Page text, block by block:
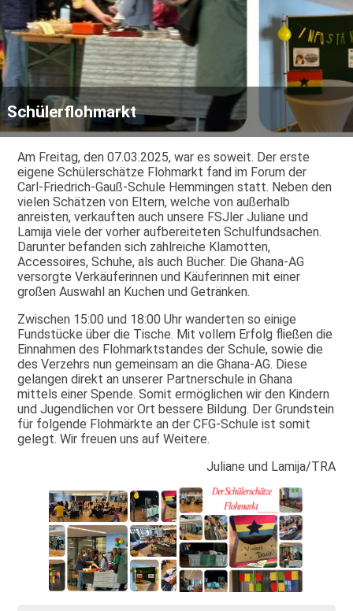
Schülerflohmarkt
Am Freitag, den 07.03.2025, war es soweit. Der erste
eigene Schülerschätze Flohmarkt fand im Forum der
Carl-Friedrich-Gauß-Schule Hemmingen statt. Neben den
vielen Schätzen von Eltern, welche von außerhalb
anreisten, verkauften auch unsere FSJler Juliane und
Lamija viele der vorher aufbereiteten Schulfundsachen.
Darunter befanden sich zahlreiche Klamotten,
Accessoires, Schuhe, als auch Bücher. Die Ghana-AG
versorgte Verkäuferinnen und Käuferinnen mit einer
großen Auswahl an Kuchen und Getränken.
Zwischen 15:00 und 18:00 Uhr wanderten so einige
Fundstücke über die Tische. Mit vollem Erfolg fließen die
Einnahmen des Flohmarktstandes der Schule, sowie die
des Verzehrs nun gemeinsam an die Ghana-AG. Diese
gelangen direkt an unserer Partnerschule in Ghana
mittels einer Spende. Somit ermöglichen wir den Kindern
und Jugendlichen vor Ort bessere Bildung. Der Grundstein
für folgende Flohmärkte an der CFG-Schule ist somit
gelegt. Wir freuen uns auf Weitere.
Juliane und Lamija/TRA